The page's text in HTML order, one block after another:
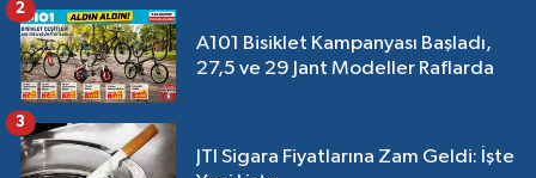
A101 Bisiklet Kampanyası Başladı,
27,5 ve 29 Jant Modeller Raflarda
2
JTI Sigara Fiyatlarına Zam Geldi: İşte
3